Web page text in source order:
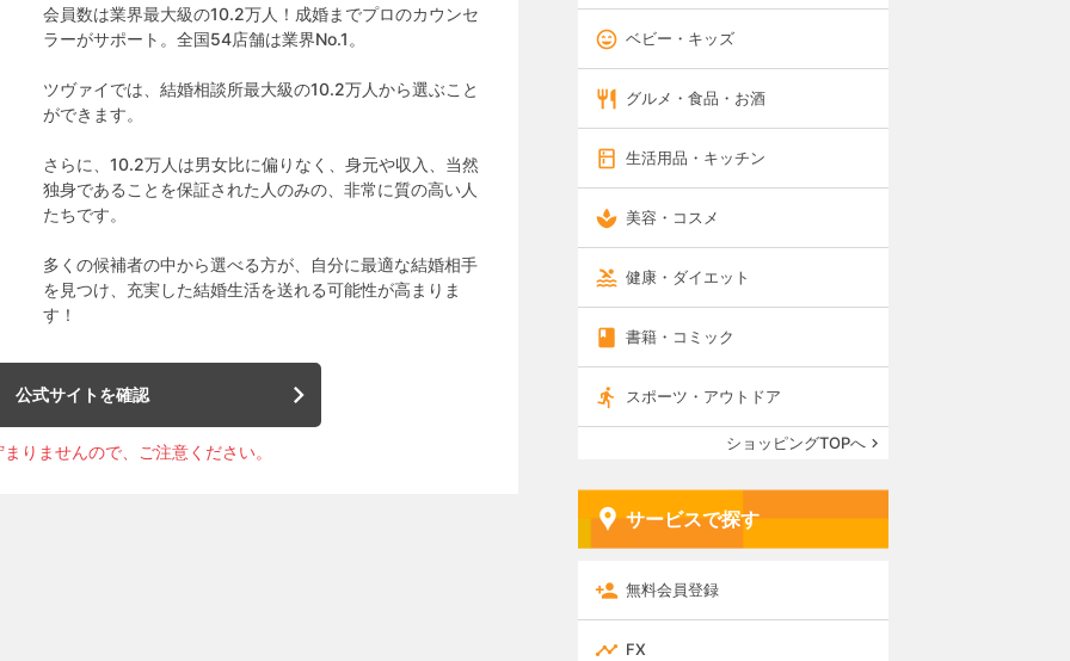
会員数は業界最大級の10.2万人！成婚までプロのカウンセ
ラーがサポート。全国54店舗は業界No.1。
ツヴァイでは、結婚相談所最大級の10.2万人から選ぶこと
ができます。
さらに、10.2万人は男女比に偏りなく、身元や収入、当然
独身であることを保証された人のみの、非常に質の高い人
たちです。
多くの候補者の中から選べる方が、自分に最適な結婚相手
を見つけ、充実した結婚生活を送れる可能性が高まりま
す！
公式サイトを確認
りませんので、ご注意ください。
ベビー・キッズ
グルメ・食品・お酒
生活用品・キッチン
美容・コスメ
健康・ダイエット
書籍・コミック
スポーツ・アウトドア
ショッピングTOPへ
サービスで探す
無料会員登録
FX